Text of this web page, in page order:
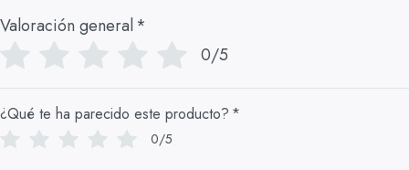
Valoración general*
0/5
¿Qué te ha parecido este producto? *
0/5